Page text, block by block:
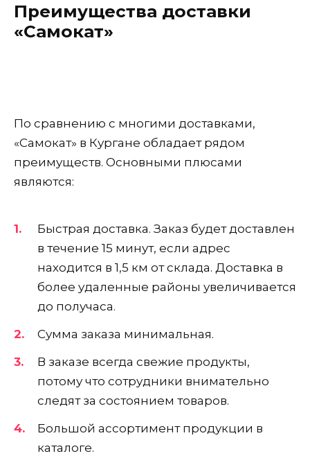
Преимущества доставки
«Самокат»
По сравнению с многими доставками,
«Самокат» в Кургане обладает рядом
преимуществ. Основными плюсами
являются:
Быстрая доставка. Заказ будет доставлен
в течение 15 минут, если адрес
находится в 1,5 км от склада. Доставка в
более удаленные районы увеличивается
до получаса.
Сумма заказа минимальная.
В заказе всегда свежие продукты,
потому что сотрудники внимательно
следят за состоянием товаров.
Большой ассортимент продукции в
каталоге.